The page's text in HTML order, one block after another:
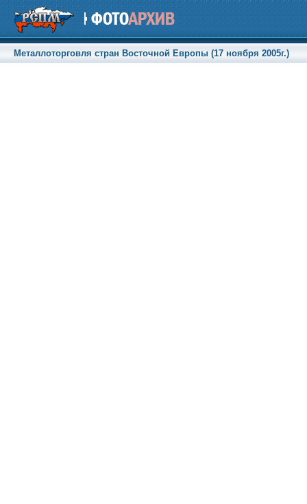
Металлоторговля стран Восточной Европы (17 ноября 2005г.)